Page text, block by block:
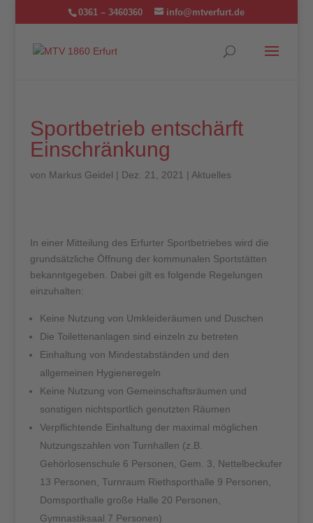
0361 – 3460360 info@mtverfurt.de
Sportbetrieb entschärft
Einschränkung
von Markus Geidel | Dez. 21, 2021 | Aktuelles
In einer Mitteilung des Erfurter Sportbetriebes wird die
grundsätzliche Öffnung der kommunalen Sportstätten
bekanntgegeben. Dabei gilt es folgende Regelungen
einzuhalten:
Keine Nutzung von Umkleideräumen und Duschen
Die Toilettenanlagen sind einzeln zu betreten
Einhaltung von Mindestabständen und den
allgemeinen Hygieneregeln
Keine Nutzung von Gemeinschaftsräumen und
sonstigen nichtsportlich genutzten Räumen
Verpflichtende Einhaltung der maximal möglichen
Nutzungszahlen von Turnhallen (z.B.
Gehörlosenschule 6 Personen, Gem. 3, Nettelbeckufer
13 Personen, Turnraum Riethsporthalle 9 Personen,
Domsporthalle große Halle 20 Personen,
Gymnastiksaal 7 Personen)